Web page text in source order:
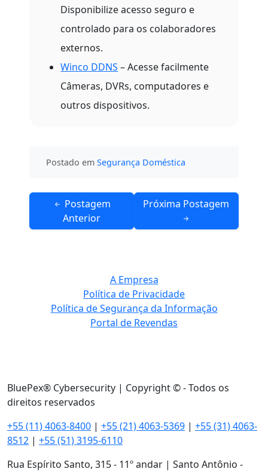
Disponibilize acesso seguro e
controlado para os colaboradores
externos.
Winco DDNS – Acesse facilmente
Câmeras, DVRs, computadores e
outros dispositivos.
Postado emSegurança Doméstica
Navegação
Post
Postagem
Anterior
Próxima Postagem
A Empresa
Política de Privacidade
Política de Segurança da Informação
Portal de Revendas
BluePex® Cybersecurity | Copyright © - Todos os
direitos reservados
+55 (11) 4063-8400 | +55 (21) 4063-5369 | +55 (31) 4063-
8512 | +55 (51) 3195-6110
Rua Espírito Santo, 315 - 11º andar | Santo Antônio -